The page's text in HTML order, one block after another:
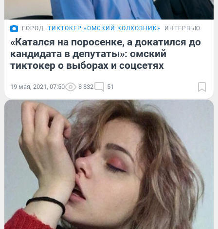
ГОРОД ТИКТОКЕР «ОМСКИЙ КОЛХОЗНИК» ИНТЕРВЬЮ
«Катался на поросенке, а докатился до
кандидата в депутаты»: омский
тиктокер о выборах и соцсетях
19 мая, 2021, 07:50 8 832 51